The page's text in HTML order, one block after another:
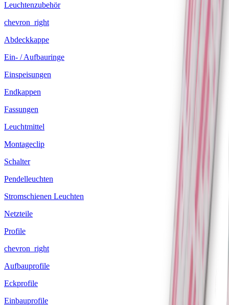
Leuchtenzubehör
chevron_right
Abdeckkappe
Ein- / Aufbauringe
Einspeisungen
Endkappen
Fassungen
Leuchtmittel
Montageclip
Schalter
Pendelleuchten
Stromschienen Leuchten
Netzteile
Profile
chevron_right
Aufbauprofile
Eckprofile
Einbauprofile